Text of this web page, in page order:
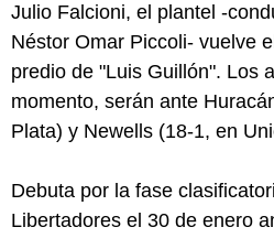
Julio Falcioni, el plantel -
Néstor Omar Piccoli- vuelve
predio de "Luis Guillón". Los
momento, serán ante
Plata) y Newells (18-1, en
Debuta por la fase
Libertadores el 30 de enero